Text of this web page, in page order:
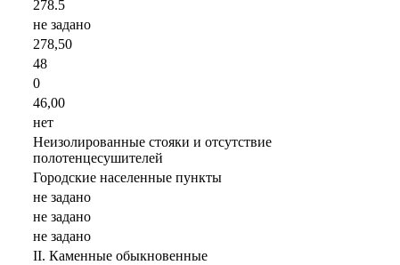
278.5
не задано
278,50
48
0
46,00
нет
Неизолированные стояки и отсутствие
полотенцесушителей
Городские населенные пункты
не задано
не задано
не задано
II. Каменные обыкновенные